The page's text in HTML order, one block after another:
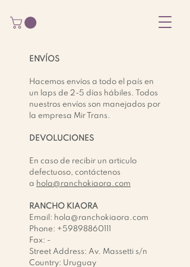
ENVÍOS
Hacemos envíos a todo el país en
un laps de 2-5 días hábiles. Todos
nuestros envíos son manejados por
la empresa Mir Trans.
DEVOLUCIONES
En caso de recibir un articulo
defectuoso, contáctenos
a hola@ranchokiaora.com
RANCHO KIAORA
Email: hola@ranchokiaora.com
Phone: +59898860111
Fax: -
Street Address: Av. Massetti s/n
Country: Uruguay